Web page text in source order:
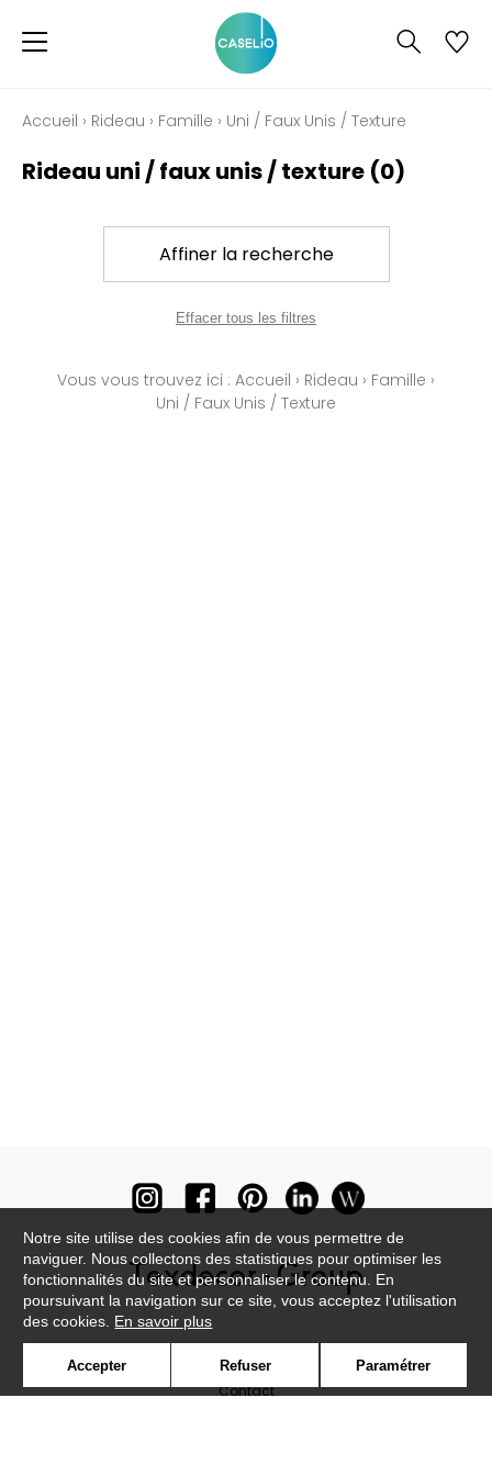
Accueil › Rideau › Famille › Uni / Faux Unis / Texture
Rideau uni / faux unis / texture (0)
Affiner la recherche
Effacer tous les filtres
Vous vous trouvez ici : Accueil › Rideau › Famille ›
Uni / Faux Unis / Texture
Contact
Notre site utilise des cookies afin de vous permettre de
naviguer. Nous collectons des statistiques pour optimiser les
fonctionnalités du site et personnaliser le contenu. En
poursuivant la navigation sur ce site, vous acceptez l'utilisation
des cookies. En savoir plus
Accepter Refuser Paramétrer